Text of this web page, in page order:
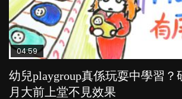
04:59
幼兒playgroup真係玩耍中學習？
月大前上堂不見效果
03:39
幼稚園遊戲課 如何刺激幼兒自
與懲罰？
03:02
老公患產後憂鬱症對BB的影響
POPA編輯部 15.9K
04:06
全職好？在職好？｜全職媽媽與
力與價值
03:41
BB口腔期乜都放入口，父母該
POPA編輯部 25.5K